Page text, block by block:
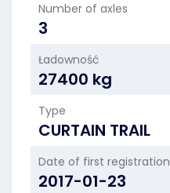
Number of axles
3
Ładowność
27400 kg
Type
CURTAIN TRAIL
Date of first registration
2017-01-23